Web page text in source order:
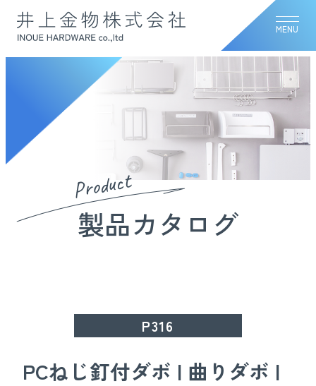
MENU
Product
製品カタログ
P316
PCねじ釘付ダボ | 曲りダボ |